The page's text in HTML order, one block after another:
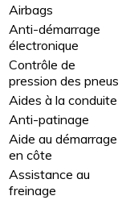
Airbags
Anti-démarrage
électronique
Contrôle de
pression des pneus
Aides à la conduite
Anti-patinage
Aide au démarrage
en côte
Assistance au
freinage